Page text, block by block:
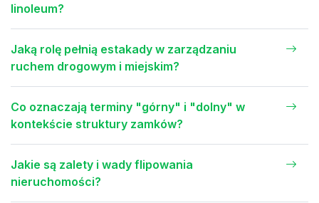
linoleum?
Jaką rolę pełnią estakady w zarządzaniu
ruchem drogowym i miejskim?
Co oznaczają terminy "górny" i "dolny" w
kontekście struktury zamków?
Jakie są zalety i wady flipowania
nieruchomości?